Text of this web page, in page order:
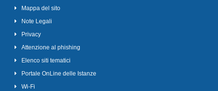
Mappa del sito
Note Legali
Privacy
Attenzione al phishing
Elenco siti tematici
Portale OnLine delle Istanze
Wi-Fi